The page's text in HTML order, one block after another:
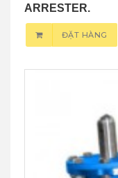
ARRESTER.
ĐẶT HÀNG